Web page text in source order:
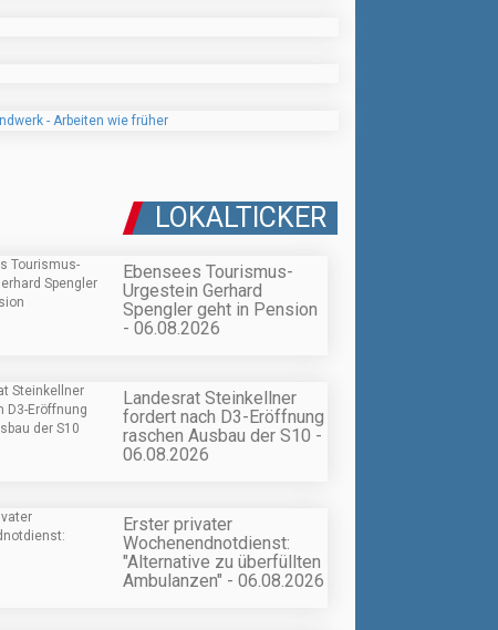
LOKALTICKER
Ebensees Tourismus-
Urgestein Gerhard
Spengler geht in Pension
- 06.08.2026
Landesrat Steinkellner
fordert nach D3-Eröffnung
raschen Ausbau der S10 -
06.08.2026
Erster privater
Wochenendnotdienst:
"Alternative zu überfüllten
Ambulanzen" - 06.08.2026